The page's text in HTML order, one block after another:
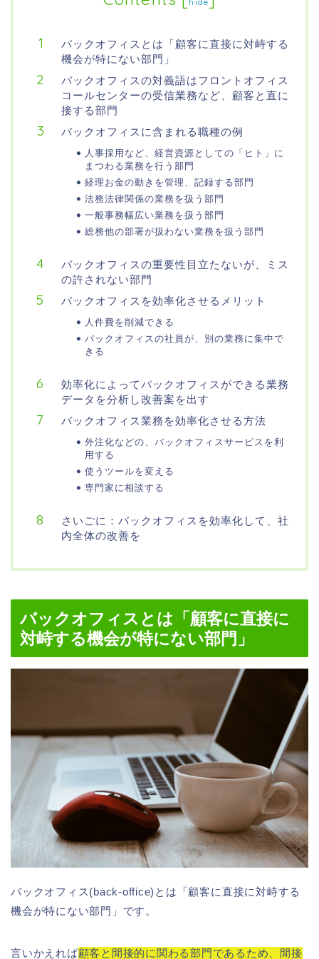
バックオフィスとは「顧客に直接に対峙する
機会が特にない部門」
バックオフィスの対義語はフロントオフィス
コールセンターの受信業務など、顧客と直に
接する部門
バックオフィスに含まれる職種の例
人事採用など、経営資源としての「ヒト」に
まつわる業務を行う部門
経理お金の動きを管理、記録する部門
法務法律関係の業務を扱う部門
一般事務幅広い業務を扱う部門
総務他の部署が扱わない業務を扱う部門
バックオフィスの重要性目立たないが、ミス
の許されない部門
バックオフィスを効率化させるメリット
人件費を削減できる
バックオフィスの社員が、別の業務に集中で
きる
効率化によってバックオフィスができる業務
データを分析し改善案を出す
バックオフィス業務を効率化させる方法
外注化などの、バックオフィスサービスを利
用する
使うツールを変える
専門家に相談する
さいごに：バックオフィスを効率化して、社
内全体の改善を
バックオフィスとは「顧客に直接に
対峙する機会が特にない部門」
バックオフィス(back-office)とは「顧客に直接に対峙する
機会が特にない部門」です。
言いかえれば顧客と間接的に関わる部門であるため、間接